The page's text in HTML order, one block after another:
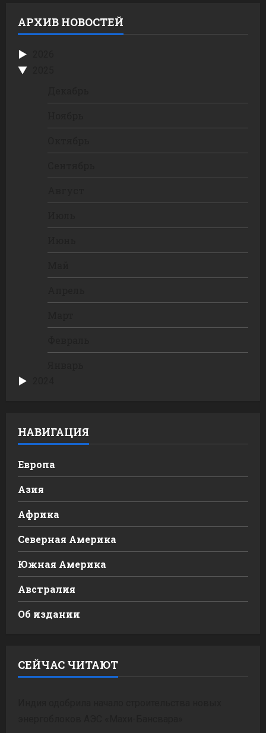
АРХИВ НОВОСТЕЙ
НАВИГАЦИЯ
Европа
Азия
Африка
Северная Америка
Южная Америка
Австралия
Об издании
СЕЙЧАС ЧИТАЮТ